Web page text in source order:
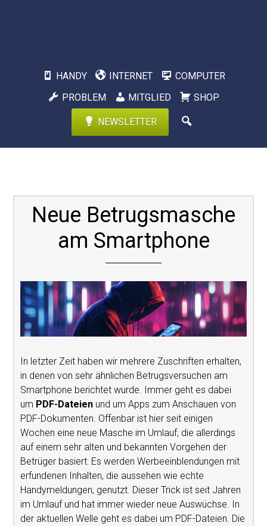
HANDY INTERNET
COMPUTER
PROBLEM
MITGLIED SHOP
NEWSLETTER
Neue Betrugsmasche
am Smartphone
In letzter Zeit haben wir mehrere Zuschriften erhalten,
in denen von sehr ähnlichen Betrugsversuchen am
Smartphone berichtet wurde. Immer geht es dabei
um PDF-Dateien und um Apps zum Anschauen von
PDF-Dokumenten. Offenbar ist hier seit einigen
Wochen eine neue Masche im Umlauf, die allerdings
auf einem sehr alten und bekannten Vorgehen der
Betrüger basiert: Es werden Werbeeinblendungen mit
erfundenen Inhalten, die aussehen wie echte
Handymeldungen, genutzt. Dieser Trick ist seit Jahren
im Umlauf und hat immer wieder neue Auswüchse. In
der aktuellen Welle geht es dabei um PDF-Dateien. Die